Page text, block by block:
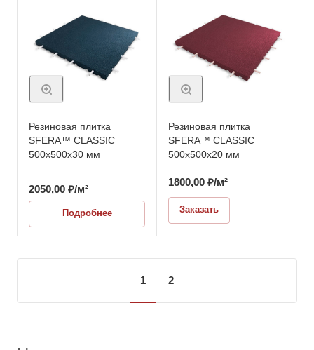
Резиновая плитка
SFERA™ CLASSIC
500х500x30 мм
2050,00 ₽/м²
Подробнее
Резиновая плитка
SFERA™ CLASSIC
500х500x20 мм
1800,00 ₽/м²
Заказать
1 2